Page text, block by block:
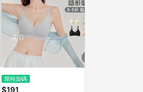
限時加碼
$191